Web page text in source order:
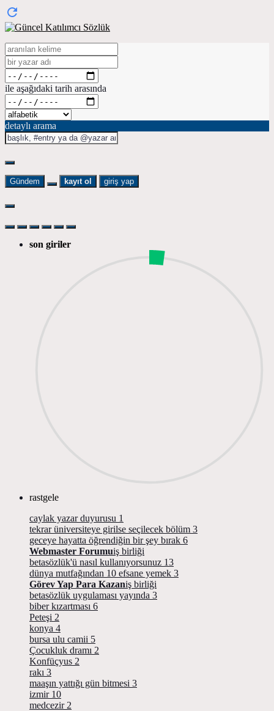
ile aşağıdaki tarih arasında
detaylı arama
Gündem kayıt ol giriş yap
son giriler
rastgele
caylak yazar duyurusu 1
tekrar üniversiteye girilse seçilecek bölüm 3
geceye hayatta öğrendiğin bir şey bırak 6
Webmaster Forumuiş birliği
betasözlük'ü nasıl kullanıyorsunuz 13
dünya mutfağından 10 efsane yemek 3
Görev Yap Para Kazaniş birliği
betasözlük uygulaması yayında 3
biber kızartması 6
Peteşi 2
konya 4
bursa ulu camii 5
Çocukluk dramı 2
Konfüçyus 2
rakı 3
maaşın yattığı gün bitmesi 3
izmir 10
medcezir 2